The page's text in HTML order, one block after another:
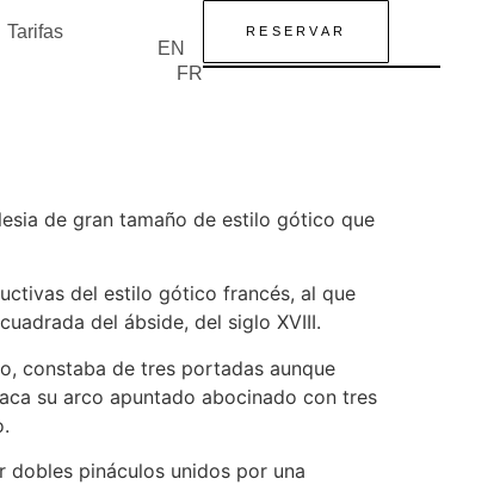
Tarifas
EN
FR
RESERVAR
de gran tamaño de estilo gótico que
del estilo gótico francés, al que
del ábside, del siglo XVIII.
constaba de tres portadas aunque
su arco apuntado abocinado con tres
dobles pináculos unidos por una